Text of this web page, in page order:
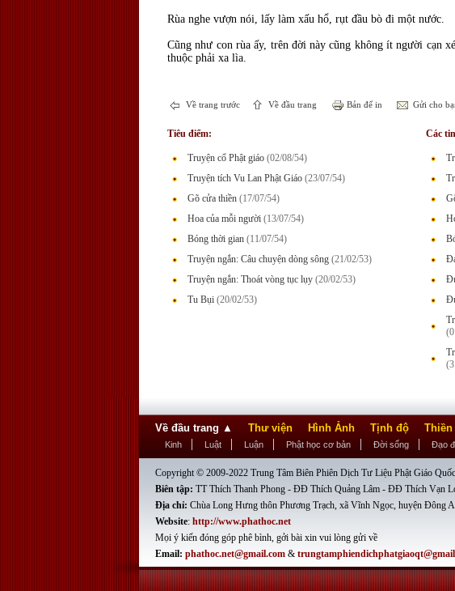
Rùa nghe vượn nói, lấy làm xấu hổ, rụt đầu bò đi một nước.
Cũng như con rùa ấy, trên đời này cũng không ít người cạn
thuộc phải xa lìa.
Về trang trước Về đầu trang Bản để in Gửi cho
Tiêu điểm:
Truyện cổ Phật giáo (02/08/54)
Truyện tích Vu Lan Phật Giáo (23/07/54)
Gõ cửa thiền (17/07/54)
Hoa của mỗi người (13/07/54)
Bóng thời gian (11/07/54)
Truyện ngắn: Câu chuyện dòng sông (21/02/53)
Truyện ngắn: Thoát vòng tục lụy (20/02/53)
Tu Bụi (20/02/53)
Các
Về đầu trang ▲ Thư viện Hình Ảnh Tịnh độ Thiền
Kinh Luật Luận Phật học cơ bản Đời sống Đạo
Copyright © 2009-2022 Trung Tâm Biên Phiên Dịch Tư Liệu Phật Giáo
Biên tập: TT Thích Thanh Phong - ĐĐ Thích Quảng Lâm - ĐĐ Thích Vạn
Địa chỉ: Chùa Long Hưng thôn Phương Trạch, xã Vĩnh Ngọc, huyện Đông
Website: http://www.phathoc.net
Mọi ý kiến đóng góp phê bình, gởi bài xin vui lòng gửi về
Email: phathoc.net@gmail.com &